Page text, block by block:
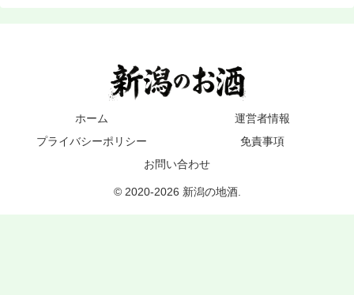
ホーム
運営者情報
プライバシーポリシー
免責事項
お問い合わせ
© 2020-2026 新潟の地酒.